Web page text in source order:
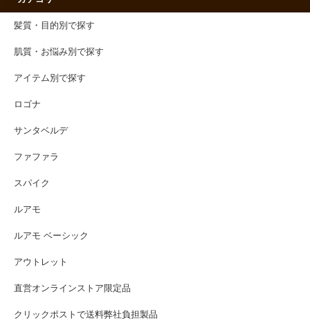
髪質・目的別で探す
肌質・お悩み別で探す
アイテム別で探す
ロゴナ
サンタベルデ
ファファラ
スパイク
ルアモ
ルアモ ベーシック
アウトレット
直営オンラインストア限定品
クリックポストで送料弊社負担製品